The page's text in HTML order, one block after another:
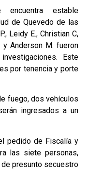
estable
de Quevedo de las
Leidy E., Christian C,
y Anderson M. fueron
Este
por tenencia y porte
fuego, dos vehículos
ingresados a un
pedido de Fiscalía y
las siete personas,
presunto secuestro